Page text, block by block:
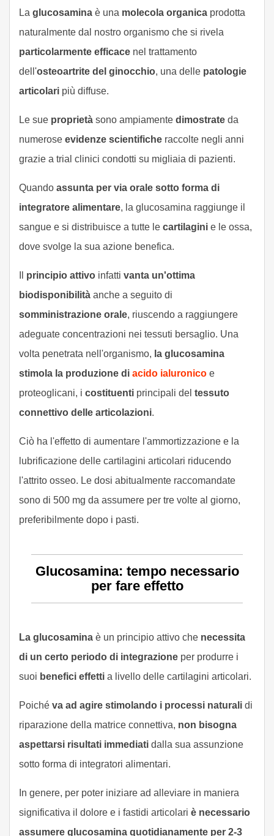
La glucosamina è una molecola organica prodotta
naturalmente dal nostro organismo che si rivela
particolarmente efficace nel trattamento
dell'osteoartrite del ginocchio, una delle patologie
articolari più diffuse.
Le sue proprietà sono ampiamente dimostrate da
numerose evidenze scientifiche raccolte negli anni
grazie a trial clinici condotti su migliaia di pazienti.
Quando assunta per via orale sotto forma di
integratore alimentare, la glucosamina raggiunge il
sangue e si distribuisce a tutte le cartilagini e le ossa,
dove svolge la sua azione benefica.
principio attivo infatti vanta un'ottima
biodisponibilità anche a seguito di
somministrazione orale, riuscendo a raggiungere
adeguate concentrazioni nei tessuti bersaglio. Una
volta penetrata nell'organismo, la glucosamina
stimola la produzione di acido ialuronico e
proteoglicani, i costituenti principali del tessuto
connettivo delle articolazioni.
Ciò ha l'effetto di aumentare l'ammortizzazione e la
lubrificazione delle cartilagini articolari riducendo
l'attrito osseo. Le dosi abitualmente raccomandate
sono di 500 mg da assumere per tre volte al giorno,
preferibilmente dopo i pasti.
Glucosamina: tempo necessario
per fare effetto
La glucosamina è un principio attivo che necessita
di un certo periodo di integrazione per produrre i
suoi benefici effetti a livello delle cartilagini articolari.
Poiché va ad agire stimolando i processi naturali di
riparazione della matrice connettiva, non bisogna
aspettarsi risultati immediati dalla sua assunzione
sotto forma di integratori alimentari.
In genere, per poter iniziare ad alleviare in maniera
significativa il dolore e i fastidi articolari è necessario
assumere glucosamina quotidianamente per 2-3